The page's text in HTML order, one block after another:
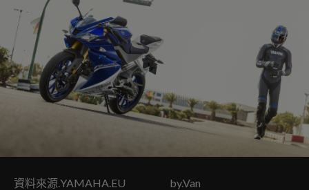
資料來源.YAMAHA.EU by.Van